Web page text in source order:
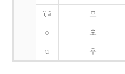
î, â 으
o 오
u 우